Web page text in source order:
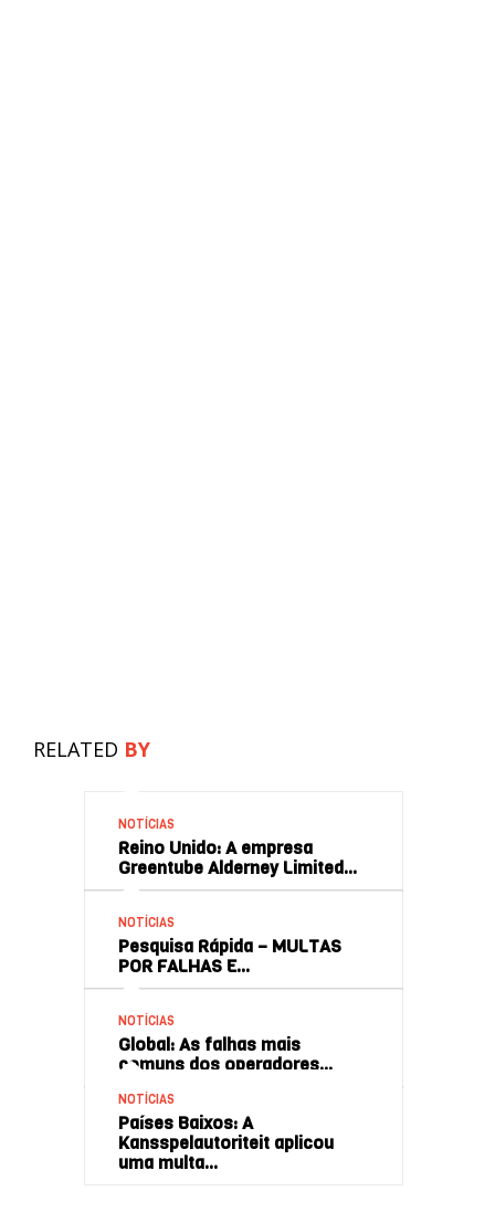
RELATED BY
NOTÍCIAS
Reino Unido: A empresa
Greentube Alderney Limited…
NOTÍCIAS
Pesquisa Rápida – MULTAS
POR FALHAS E…
NOTÍCIAS
Global: As falhas mais
comuns dos operadores…
NOTÍCIAS
Países Baixos: A
Kansspelautoriteit aplicou
uma multa…